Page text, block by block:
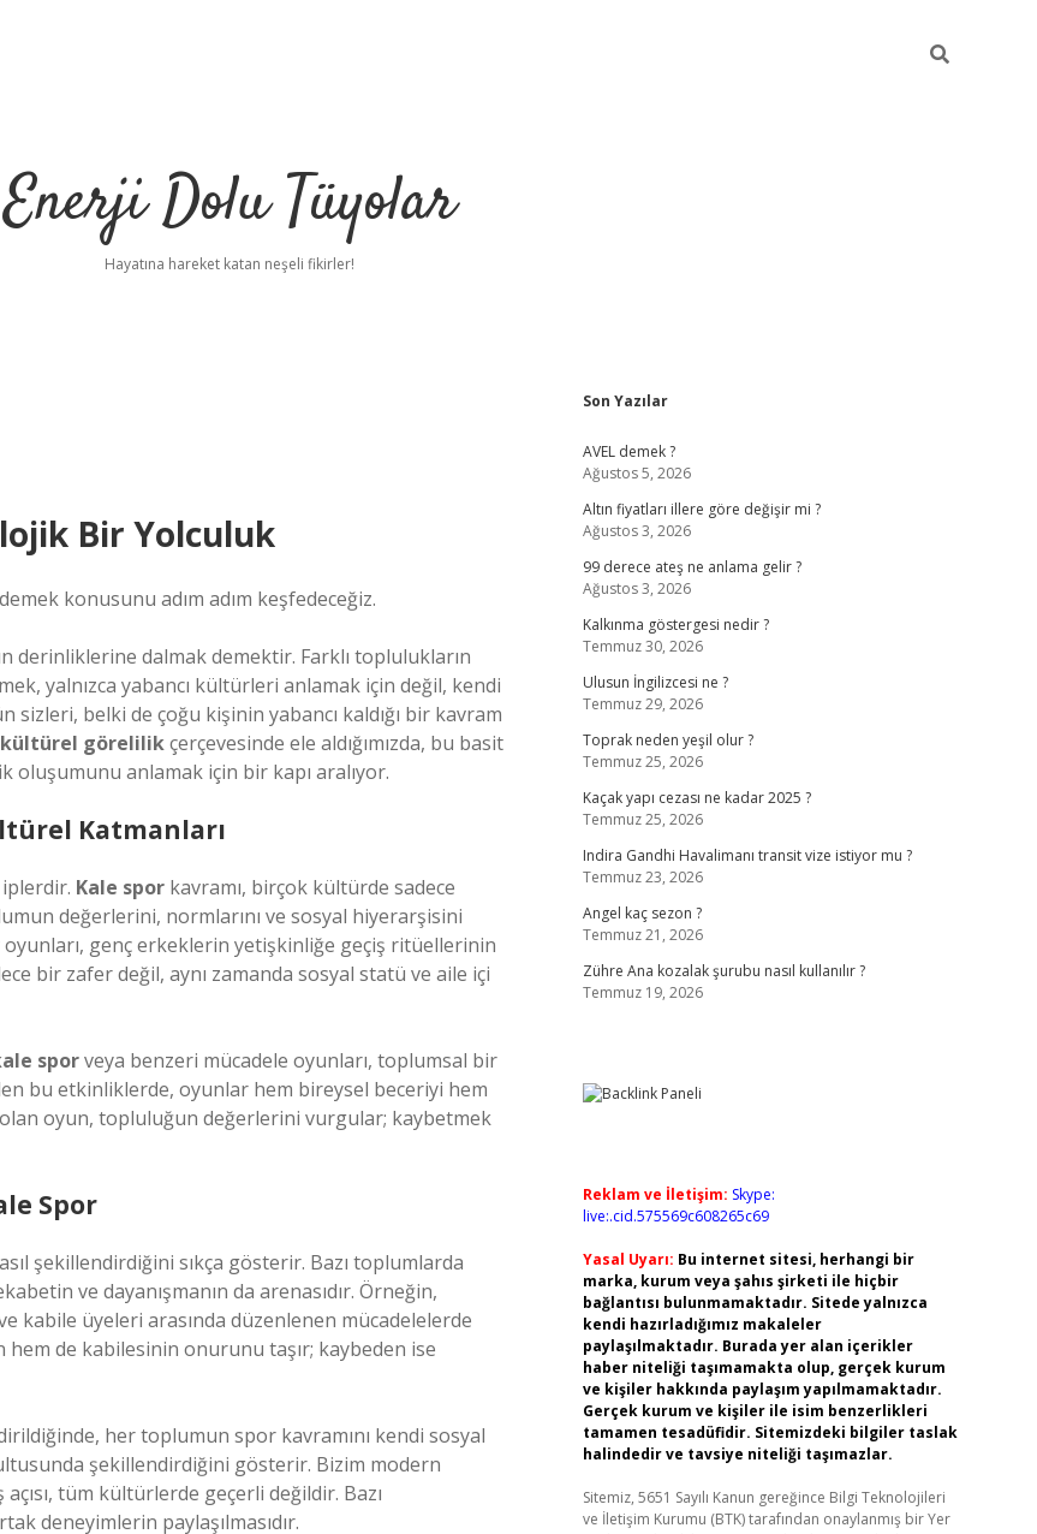
Enerji Dolu Tüyolar
Hayatına hareket katan neşeli fikirler!
Bir Yolculuk
konusunu adım adım keşfedeceğiz.
derinliklerine dalmak demektir. Farklı toplulukların
yalnızca yabancı kültürleri anlamak için değil, kendi
belki de çoğu kişinin yabancı kaldığı bir kavram
kültürel görelilikçerçevesinde ele aldığımızda, bu basit
oluşumunu anlamak için bir kapı aralıyor.
Katmanları
Kale spor kavramı, birçok kültürde sadece
değerlerini, normlarını ve sosyal hiyerarşisini
genç erkeklerin yetişkinliğe geçiş ritüellerinin
bir zafer değil, aynı zamanda sosyal statü ve aile içi
sporveya benzeri mücadele oyunları, toplumsal bir
bu etkinliklerde, oyunlar hem bireysel beceriyi hem
olan oyun, topluluğun değerlerini vurgular; kaybetmek
Spor
şekillendirdiğini sıkça gösterir. Bazı toplumlarda
ve dayanışmanın da arenasıdır. Örneğin,
kabile üyeleri arasında düzenlenen mücadelelerde
de kabilesinin onurunu taşır; kaybeden ise
her toplumun spor kavramını kendi sosyal
şekillendirdiğini gösterir. Bizim modern
tüm kültürlerde geçerli değildir. Bazı
deneyimlerin paylaşılmasıdır.
Sidebar
Son Yazılar
AVEL demek ?
Ağustos 5, 2026
Altın fiyatları illere göre değişir mi ?
Ağustos 3, 2026
99 derece ateş ne anlama gelir ?
Ağustos 3, 2026
Kalkınma göstergesi nedir ?
Temmuz 30, 2026
Ulusun İngilizcesi ne ?
Temmuz 29, 2026
Toprak neden yeşil olur ?
Temmuz 25, 2026
Kaçak yapı cezası ne kadar 2025 ?
Temmuz 25, 2026
Indira Gandhi Havalimanı transit vize istiyor mu ?
Temmuz 23, 2026
Angel kaç sezon ?
Temmuz 21, 2026
Zühre Ana kozalak şurubu nasıl kullanılır ?
Temmuz 19, 2026
Reklam ve İletişim: Skype:
live:.cid.575569c608265c69
Yasal Uyarı: Bu internet sitesi, herhangi bir
marka, kurum veya şahıs şirketi ile hiçbir
bağlantısı bulunmamaktadır. Sitede yalnızca
kendi hazırladığımız makaleler
paylaşılmaktadır. Burada yer alan içerikler
haber niteliği taşımamakta olup, gerçek kurum
ve kişiler hakkında paylaşım yapılmamaktadır.
Gerçek kurum ve kişiler ile isim benzerlikleri
tamamen tesadüfidir. Sitemizdeki bilgiler taslak
halindedir ve tavsiye niteliği taşımazlar.
Sitemiz, 5651 Sayılı Kanun gereğince Bilgi Teknolojileri
ve İletişim Kurumu (BTK) tarafından onaylanmış bir Yer
ilbet yeni giriş